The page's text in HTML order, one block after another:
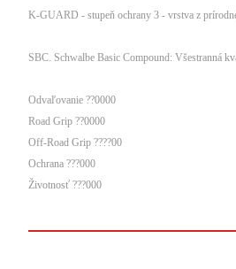
K-GUARD - stupeň ochrany 3 - vrstva z
SBC. Schwalbe Basic Compound: Všestranná
Odvaľovanie ??0000
Road Grip ??0000
Off-Road Grip ????00
Ochrana ???000
Životnosť ???000